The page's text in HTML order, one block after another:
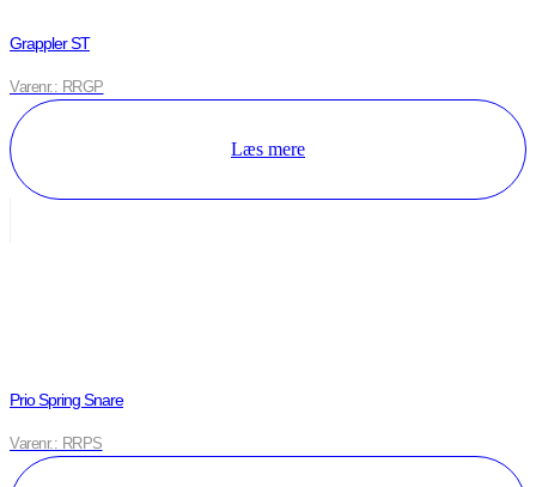
Grappler ST
Varenr.: RRGP
Læs mere
Prio Spring Snare
Varenr.: RRPS